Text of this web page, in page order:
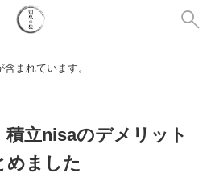
まれています。
積立nisaのデメリット
めました